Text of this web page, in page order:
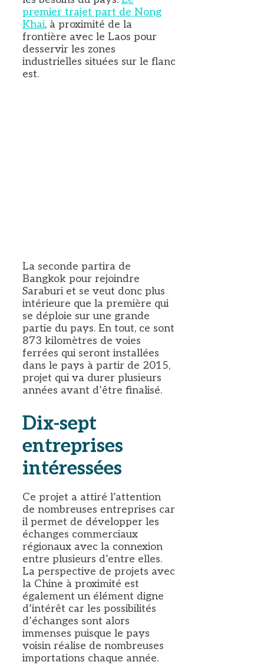
premier trajet part de Nong
Khai, à proximité de la
frontière avec le Laos pour
desservir les zones
industrielles situées sur le flanc
est.
La seconde partira de
Bangkok pour rejoindre
Saraburi et se veut donc plus
intérieure que la première qui
se déploie sur une grande
partie du pays. En tout, ce sont
873 kilomètres de voies
ferrées qui seront installées
dans le pays à partir de 2015,
projet qui va durer plusieurs
années avant d’être finalisé.
Dix-sept
entreprises
intéressées
Ce projet a attiré l’attention
de nombreuses entreprises car
il permet de développer les
échanges commerciaux
régionaux avec la connexion
entre plusieurs d’entre elles.
La perspective de projets avec
la Chine à proximité est
également un élément digne
d’intérêt car les possibilités
d’échanges sont alors
immenses puisque le pays
voisin réalise de nombreuses
importations chaque année.